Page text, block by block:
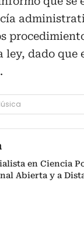
ley, dado que
en Ciencia
Abierta y a